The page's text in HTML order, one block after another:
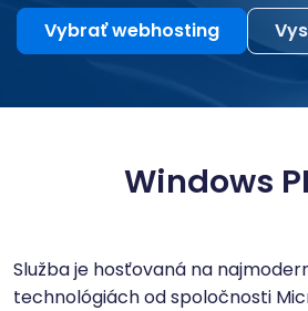
Vybrať webhosting
Windows
Služba je hosťovaná na
technológiách od spoločnosti